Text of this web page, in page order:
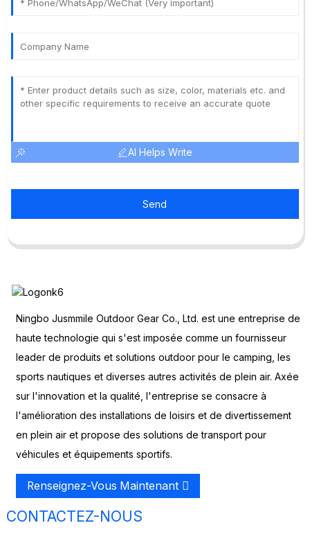
AI Helps Write
Send
Ningbo Jusmmile Outdoor Gear Co., Ltd. est une entreprise de
haute technologie qui s'est imposée comme un fournisseur
leader de produits et solutions outdoor pour le camping, les
sports nautiques et diverses autres activités de plein air. Axée
sur l'innovation et la qualité, l'entreprise se consacre à
l'amélioration des installations de loisirs et de divertissement
en plein air et propose des solutions de transport pour
véhicules et équipements sportifs.
Renseignez-Vous Maintenant
CONTACTEZ-NOUS